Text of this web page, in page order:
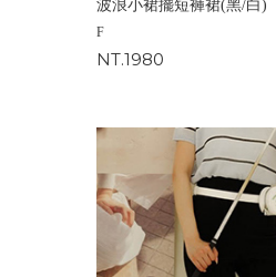
波浪小裙擺短褲裙(黑/白)
F
NT.1980